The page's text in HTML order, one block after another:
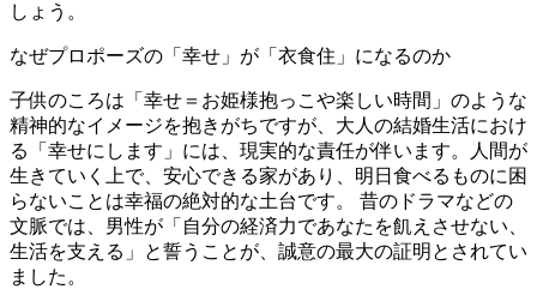
しょう。
なぜプロポーズの「幸せ」が「衣食住」になるのか
子供のころは「幸せ＝お姫様抱っこや楽しい時間」のような
精神的なイメージを抱きがちですが、大人の結婚生活におけ
る「幸せにします」には、現実的な責任が伴います。人間が
生きていく上で、安心できる家があり、明日食べるものに困
らないことは幸福の絶対的な土台です。 昔のドラマなどの
文脈では、男性が「自分の経済力であなたを飢えさせない、
生活を支える」と誓うことが、誠意の最大の証明とされてい
ました。